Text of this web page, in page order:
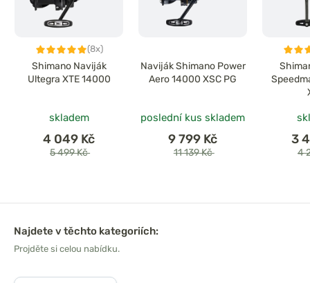
(8x)
Shimano Naviják
Ultegra XTE 14000
skladem
4 049 Kč
5 499 Kč
Naviják Shimano Power
Aero 14000 XSC PG
poslední kus skladem
9 799 Kč
11 139 Kč
3
4
Najdete v těchto kategoriích:
Projděte si celou nabídku.